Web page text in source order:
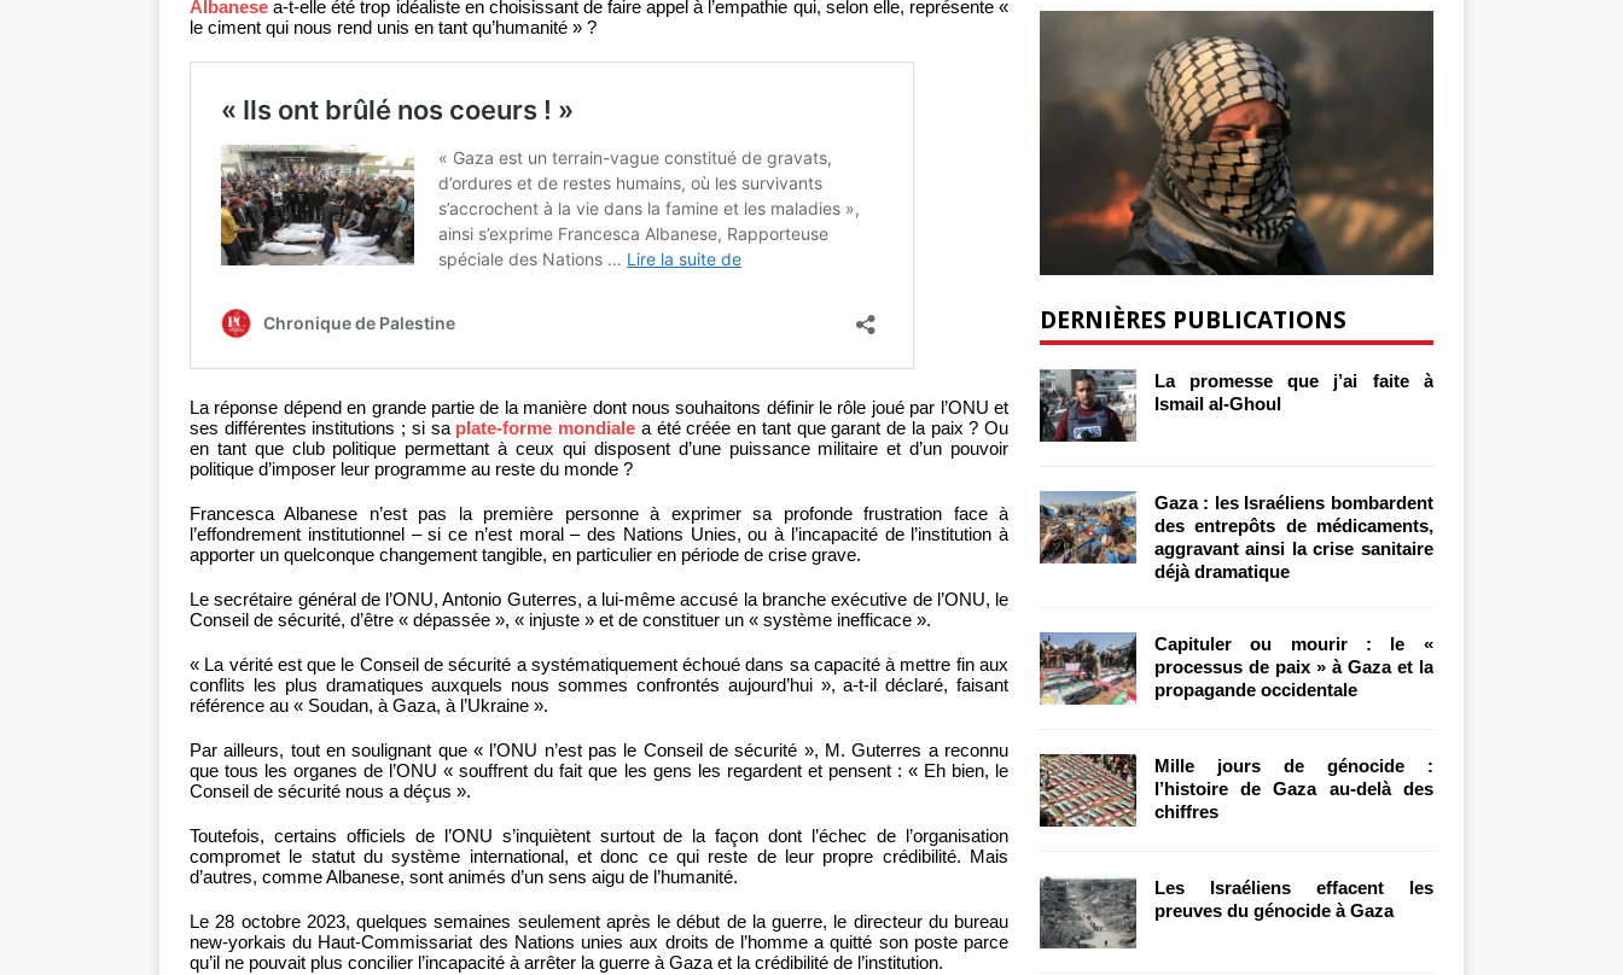
Albanese a-t-elle été trop idéaliste en choisissant de faire appel à l’empathie qui, selon elle, représente «
le ciment qui nous rend unis en tant qu’humanité » ?
La réponse dépend en grande partie de la manière dont nous souhaitons définir le rôle joué par l’ONU et
ses différentes institutions ; si sa plate-forme mondiale a été créée en tant que garant de la paix ? Ou
en tant que club politique permettant à ceux qui disposent d’une puissance militaire et d’un pouvoir
politique d’imposer leur programme au reste du monde ?
Francesca Albanese n’est pas la première personne à exprimer sa profonde frustration face à
l’effondrement institutionnel – si ce n’est moral – des Nations Unies, ou à l’incapacité de l’institution à
apporter un quelconque changement tangible, en particulier en période de crise grave.
Le secrétaire général de l’ONU, Antonio Guterres, a lui-même accusé la branche exécutive de l’ONU, le
Conseil de sécurité, d’être « dépassée », « injuste » et de constituer un « système inefficace ».
« La vérité est que le Conseil de sécurité a systématiquement échoué dans sa capacité à mettre fin aux
conflits les plus dramatiques auxquels nous sommes confrontés aujourd’hui », a-t-il déclaré, faisant
référence au « Soudan, à Gaza, à l’Ukraine ».
Par ailleurs, tout en soulignant que « l’ONU n’est pas le Conseil de sécurité », M. Guterres a reconnu
que tous les organes de l’ONU « souffrent du fait que les gens les regardent et pensent : « Eh bien, le
Conseil de sécurité nous a déçus ».
Toutefois, certains officiels de l’ONU s’inquiètent surtout de la façon dont l’échec de l’organisation
compromet le statut du système international, et donc ce qui reste de leur propre crédibilité. Mais
d’autres, comme Albanese, sont animés d’un sens aigu de l’humanité.
Le 28 octobre 2023, quelques semaines seulement après le début de la guerre, le directeur du bureau
new-yorkais du Haut-Commissariat des Nations unies aux droits de l’homme a quitté son poste parce
qu’il ne pouvait plus concilier l’incapacité à arrêter la guerre à Gaza et la crédibilité de l’institution.
DERNIÈRES PUBLICATIONS
La promesse que j’ai faite à
Ismail al-Ghoul
Gaza : les Israéliens bombardent
des entrepôts de médicaments,
aggravant ainsi la crise sanitaire
déjà dramatique
Capituler ou mourir : le «
processus de paix » à Gaza et la
propagande occidentale
Mille jours de génocide :
l’histoire de Gaza au-delà des
chiffres
Les Israéliens effacent les
preuves du génocide à Gaza